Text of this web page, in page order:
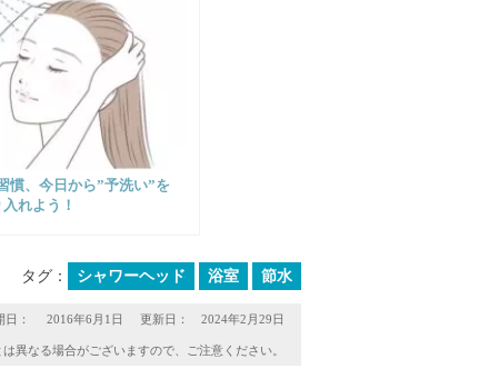
慣、今日から”予洗い”を
れよう！
タグ： シャワーヘッド 浴室 節水
日： 2016年6月1日 更新日： 2024年2月29日
異なる場合がございますので、ご注意ください。